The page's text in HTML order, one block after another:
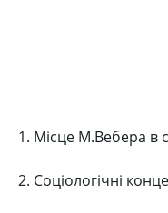
1. Місце М.Вебера в
2. Соціологічні